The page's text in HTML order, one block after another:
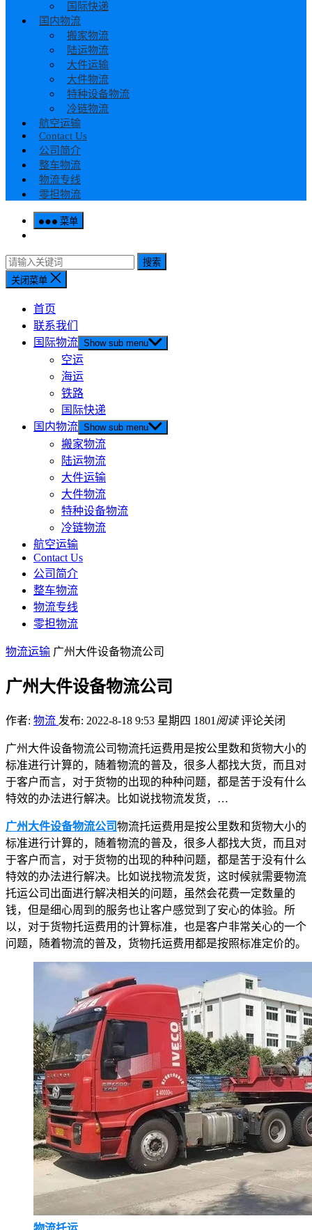
国际快递
国内物流
搬家物流
陆运物流
大件运输
大件物流
特种设备物流
冷链物流
航空运输
Contact Us
公司简介
整车物流
物流专线
零担物流
菜单
搜索
关闭菜单
首页
联系我们
国际物流 Show sub menu
空运
海运
铁路
国际快递
国内物流 Show sub menu
搬家物流
陆运物流
大件运输
大件物流
特种设备物流
冷链物流
航空运输
Contact Us
公司简介
整车物流
物流专线
零担物流
物流运输 广州大件设备物流公司
广州大件设备物流公司
作者: 物流 发布: 2022-8-18 9:53 星期四 1801 阅读 评论关闭
广州大件设备物流公司物流托运费用是按公里数和货物大小的
标准进行计算的，随着物流的普及，很多人都找大货，而且对
于客户而言，对于货物的出现的种种问题，都是苦于没有什么
特效的办法进行解决。比如说找物流发货，…
广州大件设备物流公司物流托运费用是按公里数和货物大小的
标准进行计算的，随着物流的普及，很多人都找大货，而且对
于客户而言，对于货物的出现的种种问题，都是苦于没有什么
特效的办法进行解决。比如说找物流发货，这时候就需要物流
托运公司出面进行解决相关的问题，虽然会花费一定数量的
钱，但是细心周到的服务也让客户感觉到了安心的体验。所
以，对于货物托运费用的计算标准，也是客户非常关心的一个
问题，随着物流的普及，货物托运费用都是按照标准定价的。